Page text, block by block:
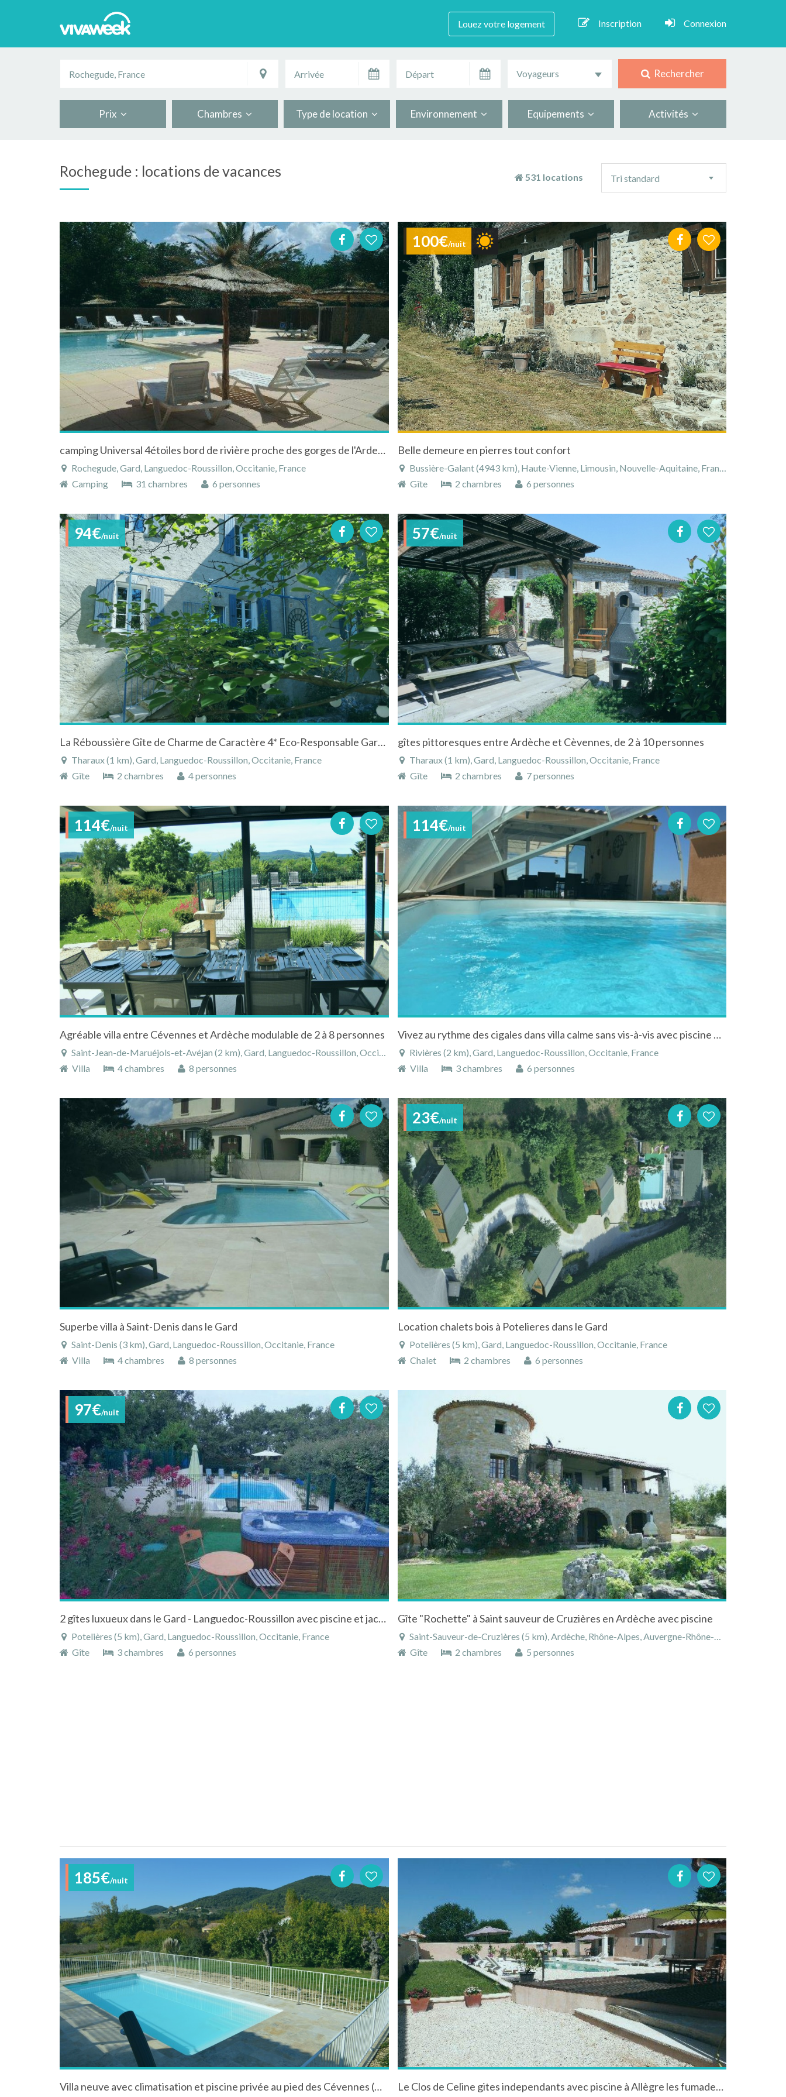
Louez votre logement Inscription Connexion
Voyageurs Rechercher
Prix Chambres Type de location Environnement Equipements Activités
Rochegude : locations de vacances 531 locations
tri
Tri standard
camping Universal 4étoiles bord de rivière proche des gorges de l'Ardeche, Cevennes
Rochegude, Gard, Languedoc-Roussillon, Occitanie, France
Camping
31 chambres 6 personnes
100€/nuit
Belle demeure en pierres tout confort
Bussière-Galant (4943 km), Haute-Vienne, Limousin, Nouvelle-Aquitaine, France
Gîte
2 chambres 6 personnes
94€/nuit
La Réboussière Gîte de Charme de Caractère 4* Eco-Responsable Garantie COVID-19
Tharaux (1 km), Gard, Languedoc-Roussillon, Occitanie, France
Gîte
2 chambres 4 personnes
57€/nuit
gîtes pittoresques entre Ardèche et Cèvennes, de 2 à 10 personnes
Tharaux (1 km), Gard, Languedoc-Roussillon, Occitanie, France
Gîte
2 chambres 7 personnes
114€/nuit
Agréable villa entre Cévennes et Ardèche modulable de 2 à 8 personnes
Saint-Jean-de-Maruéjols-et-Avéjan (2 km), Gard, Languedoc-Roussillon, Occitanie, France
Villa
4 chambres 8 personnes
114€/nuit
Vivez au rythme des cigales dans villa calme sans vis-à-vis avec piscine privée
Rivières (2 km), Gard, Languedoc-Roussillon, Occitanie, France
Villa
3 chambres 6 personnes
Superbe villa à Saint-Denis dans le Gard
Saint-Denis (3 km), Gard, Languedoc-Roussillon, Occitanie, France
Villa
4 chambres 8 personnes
23€/nuit
Location chalets bois à Potelieres dans le Gard
Potelières (5 km), Gard, Languedoc-Roussillon, Occitanie, France
Chalet
2 chambres 6 personnes
97€/nuit
2 gîtes luxueux dans le Gard - Languedoc-Roussillon avec piscine et jacuzzi
Potelières (5 km), Gard, Languedoc-Roussillon, Occitanie, France
Gîte
3 chambres 6 personnes
Gîte "Rochette" à Saint sauveur de Cruzières en Ardèche avec piscine
Saint-Sauveur-de-Cruzières (5 km), Ardèche, Rhône-Alpes, Auvergne-Rhône-Alpes, France
Gîte
2 chambres 5 personnes
185€/nuit
Villa neuve avec climatisation et piscine privée au pied des Cévennes (Ardèche) Le Clos de Celine gites independants avec piscine à Allègre les fumades dans le Languedoc Roussillon